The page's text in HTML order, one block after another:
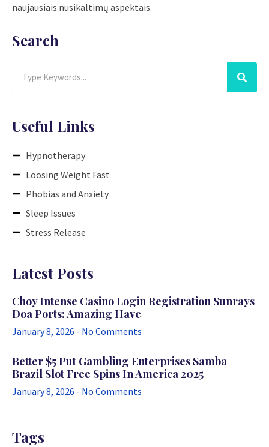
naujausiais nusikaltimų aspektais.
Search
Useful Links
Hypnotherapy
Loosing Weight Fast
Phobias and Anxiety
Sleep Issues
Stress Release
Latest Posts
Choy Intense Casino Login Registration Sunrays
Doa Ports: Amazing Have
January 8, 2026 No Comments
Better $5 Put Gambling Enterprises Samba
Brazil Slot Free Spins In America 2025
January 8, 2026 No Comments
Tags